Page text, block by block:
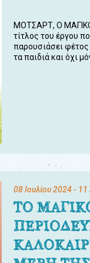
ΜΟΤΣΑΡΤ, Ο
τίτλος του έργου
παρουσιάσει
τα παιδιά και όχι
08 Ιουλίου 2024- 11
ΤΟ